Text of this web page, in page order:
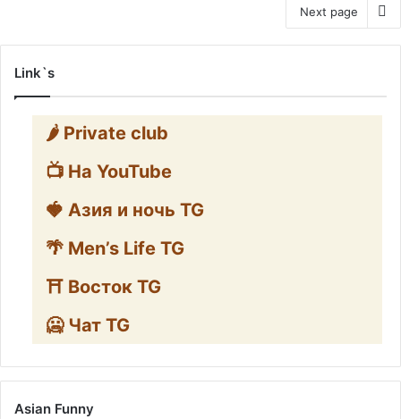
Next page
Link`s
🌶️ Private club
📺 На YouTube
🍓 Азия и ночь TG
🌴 Men’s Life TG
⛩️ Восток TG
🥶 Чат TG
Asian Funny